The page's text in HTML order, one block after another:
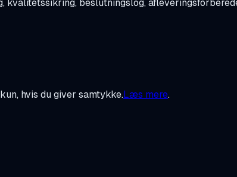
hvis du giver samtykke.Læs mere.